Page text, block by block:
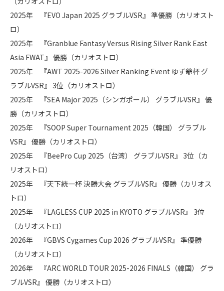
2025年 『EVO Japan 2025 グラブルVSR』 準優勝（カリオスト
ロ）
2025年 『Granblue Fantasy Versus Rising Silver Rank East
Asia FWAT』 優勝（カリオストロ）
2025年 『AWT 2025-2026 Silver Ranking Event ゆず爺杯 グ
ラブルVSR』 3位（カリオストロ）
2025年 『SEA Major 2025（シンガポール） グラブルVSR』 優
勝（カリオストロ）
2025年 『SOOP Super Tournament 2025（韓国） グラブル
VSR』 優勝（カリオストロ）
2025年 『BeePro Cup 2025（台湾） グラブルVSR』 3位（カ
リオストロ）
2025年 『天下統一杯 決勝大会 グラブルVSR』 優勝（カリオス
トロ）
2025年 『LAGLESS CUP 2025 in KYOTO グラブルVSR』 3位
（カリオストロ）
2026年 『GBVS Cygames Cup 2026 グラブルVSR』 準優勝
（カリオストロ）
2026年 『ARC WORLD TOUR 2025-2026 FINALS（韓国） グラ
ブルVSR』 優勝（カリオストロ）